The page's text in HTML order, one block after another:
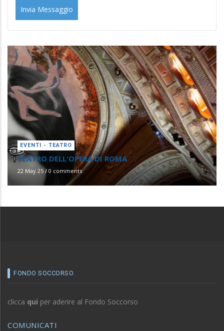
EVENTI - TEATRO
TEATRO DELL'OPERA DI ROMA
22 May 25/ 0 comments
FONDO SOCCORSO
clicca qui per aderire al Fondo Soccorso
COMUNICATI